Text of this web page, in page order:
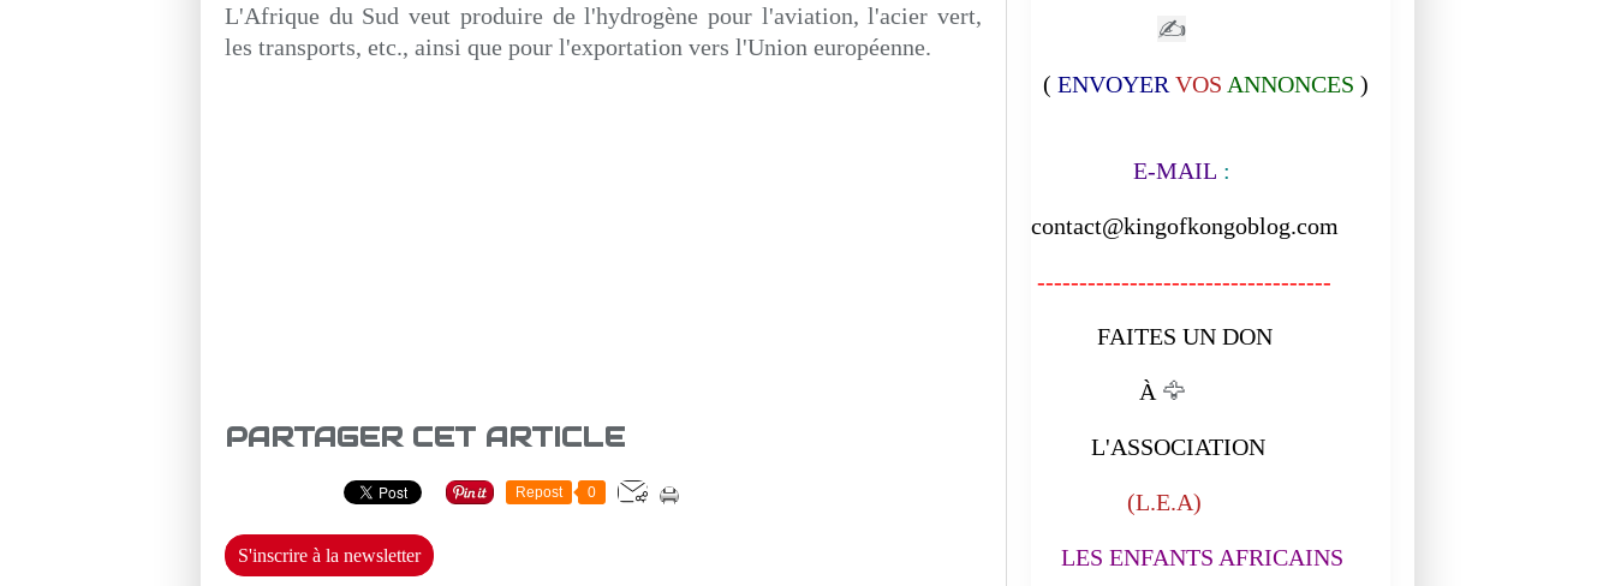
L'Afrique du Sud veut produire de l'hydrogène pour l'aviation, l'acier vert,
les transports, etc., ainsi que pour l'exportation vers l'Union européenne.
PARTAGER CET ARTICLE
Repost 0
S'inscrire à la newsletter
✍
( ENVOYER VOS ANNONCES )
E-MAIL :
contact@kingofkongoblog.com
-----------------------------------
FAITES UN DON
À 🦅
L'ASSOCIATION
(L.E.A)
LES ENFANTS AFRICAINS